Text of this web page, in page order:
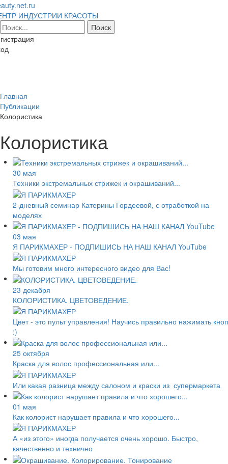
ИНДУСТРИИ КРАСОТЫ
Главная
Публикации
Колористика
Колористика
30 мая
Техники экстремальных стрижек и окрашиваний...
2-дневный семинар Катерины Гордеевой, с отработкой на
моделях
03 мая
Я ПАРИКМАХЕР - ПОДПИШИСЬ НА НАШ КАНАЛ YouTube
Мы готовим много интересного видео для Вас!
23 декабря
КОЛОРИСТИКА. ЦВЕТОВЕДЕНИЕ.
Цвет - это пульт управления! Научись правильно нажимать
:)
25 октября
Краска для волос профессиональная или...
Или какая разница между салоном и краски из супермаркета
01 мая
Как колорист нарушает правила и что хорошего...
А «из этого» иногда получается очень хорошо. Быстро,
качественно и технично